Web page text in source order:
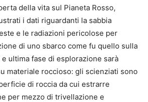
della vita sul Pianeta Rosso,
i dati riguardanti la sabbia
e le radiazioni pericolose per
di uno sbarco come fu quello sulla
e ultima fase di esplorazione sarà
materiale roccioso: gli scienziati sono
di roccia da cui estrarre
per mezzo di trivellazione e